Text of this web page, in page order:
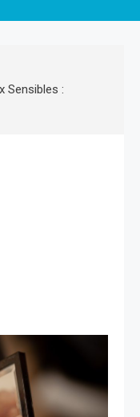
Sensibles :